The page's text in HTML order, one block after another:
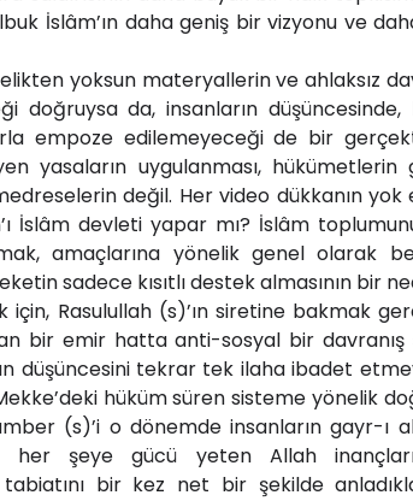
İslâm’ın daha geniş bir vizyonu ve
yoksun materyallerin ve ahlaksız
doğruysa da, insanların
empoze edilemeyeceği de bir
yasaların uygulanması,
değil. Her video dükkanın yok
İslâm devleti yapar mı? İslâm
amaçlarına yönelik genel olarak
sadece kısıtlı destek almasının bir
Rasulullah (s)’ın siretine bakmak
bir emir hatta anti-sosyal bir davranış
düşüncesini tekrar tek ilaha ibadet
hüküm süren sisteme yönelik
(s)’i o dönemde insanların gayr-ı
her şeye gücü yeten Allah
bir kez net bir şekilde